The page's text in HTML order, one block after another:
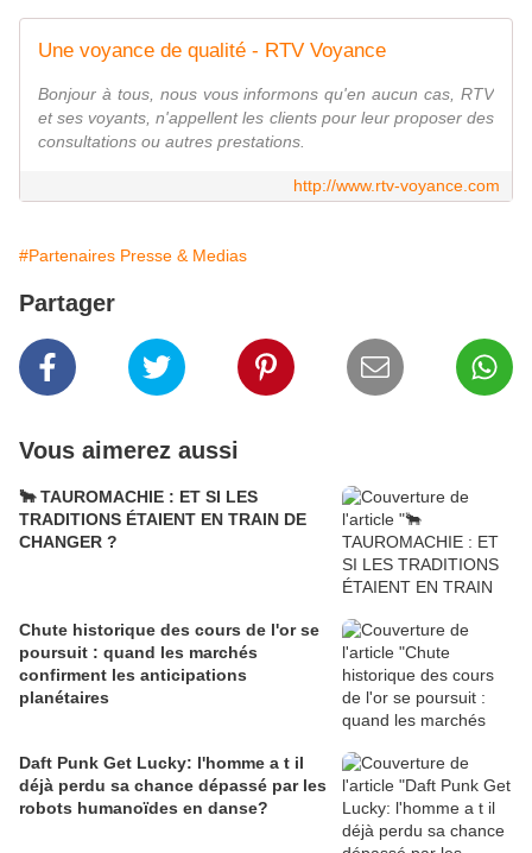
Une voyance de qualité - RTV Voyance
Bonjour à tous, nous vous informons qu'en aucun cas, RTV
et ses voyants, n'appellent les clients pour leur proposer des
consultations ou autres prestations.
http://www.rtv-voyance.com
#Partenaires Presse & Medias
Partager
Vous aimerez aussi
🐂 TAUROMACHIE : ET SI LES
TRADITIONS ÉTAIENT EN TRAIN DE
CHANGER ?
Chute historique des cours de l'or se
poursuit : quand les marchés
confirment les anticipations
planétaires
Daft Punk Get Lucky: l'homme a t il
déjà perdu sa chance dépassé par les
robots humanoïdes en danse?